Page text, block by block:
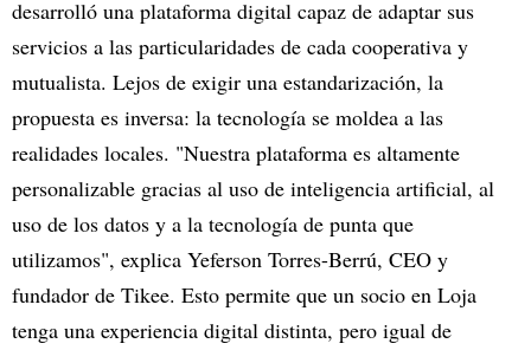
desarrolló una plataforma digital capaz de adaptar sus
servicios a las particularidades de cada cooperativa y
mutualista. Lejos de exigir una estandarización, la
propuesta es inversa: la tecnología se moldea a las
realidades locales. "Nuestra plataforma es altamente
personalizable gracias al uso de inteligencia artificial, al
uso de los datos y a la tecnología de punta que
utilizamos", explica Yeferson Torres-Berrú, CEO y
fundador de Tikee. Esto permite que un socio en Loja
tenga una experiencia digital distinta, pero igual de